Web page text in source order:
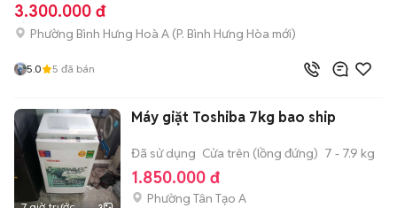
3.300.000 đ
Phường Bình Hưng Hoà A (P. Bình Hưng Hòa mới)
5.0 5 đã bán
Máy giặt Toshiba 7kg bao ship
Đã sử dụng Cửa trên (lồng đứng) 7 - 7.9 kg
1.850.000 đ
Phường Tân Tạo A